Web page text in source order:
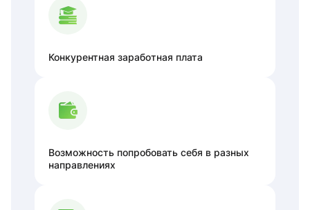
Конкурентная заработная плата
Возможность попробовать себя в разных
направлениях